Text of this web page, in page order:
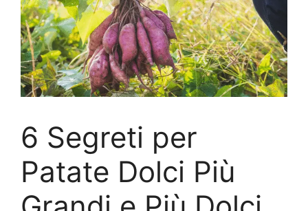
6 Segreti per
Patate Dolci Più